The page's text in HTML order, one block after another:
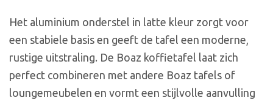
Het aluminium onderstel in latte kleur zorgt voor
een stabiele basis en geeft de tafel een moderne,
rustige uitstraling. De Boaz koffietafel laat zich
perfect combineren met andere Boaz tafels of
loungemeubelen en vormt een stijlvolle aanvulling